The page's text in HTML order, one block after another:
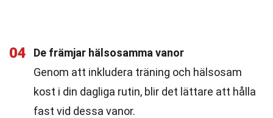
04
De främjar hälsosamma vanor
Genom att inkludera träning och hälsosam
kost i din dagliga rutin, blir det lättare att hålla
fast vid dessa vanor.